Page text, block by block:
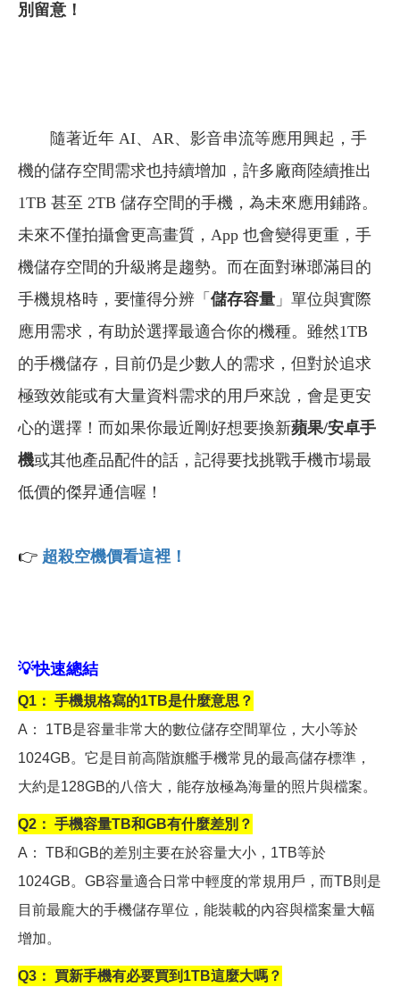
別留意！
隨著近年 AI、AR、影音串流等應用興起，手
機的儲存空間需求也持續增加，許多廠商陸續推出
1TB 甚至 2TB 儲存空間的手機，為未來應用鋪路。
未來不僅拍攝會更高畫質，App 也會變得更重，手
機儲存空間的升級將是趨勢。而在面對琳瑯滿目的
手機規格時，要懂得分辨「 儲存容量 」單位與實際
應用需求，有助於選擇最適合你的機種。雖然1TB
的手機儲存，目前仍是少數人的需求，但對於追求
極致效能或有大量資料需求的用戶來說，會是更安
心的選擇！而如果你最近剛好想要換新蘋果/安卓手
機或其他產品配件的話，記得要找挑戰手機市場最
低價的傑昇通信喔！
👉 超殺空機價看這裡！
💡快速總結
Q1 ： 手機規格寫的1TB是什麼意思？
A ： 1TB是容量非常大的數位儲存空間單位，大小等於
1024GB。它是目前高階旗艦手機常見的最高儲存標準，
大約是128GB的八倍大，能存放極為海量的照片與檔案。
Q2 ： 手機容量TB和GB有什麼差別？
A ： TB和GB的差別主要在於容量大小，1TB等於
1024GB。GB容量適合日常中輕度的常規用戶，而TB則是
目前最龐大的手機儲存單位，能裝載的內容與檔案量大幅
增加。
Q3 ： 買新手機有必要買到1TB這麼大嗎？